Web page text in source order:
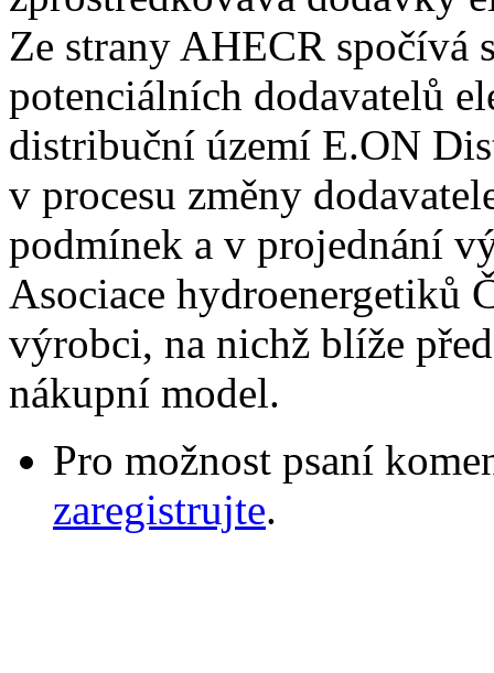
Ze strany AHECR spočívá
potenciálních dodavatelů
distribuční území E.ON
v procesu změny
podmínek a v projednání
Asociace hydroenergetiků
výrobci, na nichž blíže
nákupní model.
Pro možnost psaní
zaregistrujte.